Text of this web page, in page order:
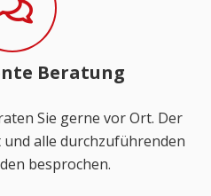
Beratung
Sie gerne vor Ort. Der
alle durchzuführenden
besprochen.